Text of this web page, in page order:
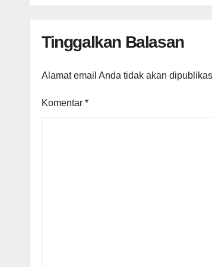
Tinggalkan Balasan
Alamat email Anda tidak akan
Komentar *